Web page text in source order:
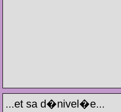
...et sa d�nivel�e...